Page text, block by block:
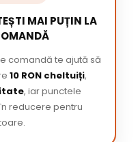
MAI PUȚIN LA
comandă te ajută să
10 RON cheltuiți,
, iar punctele
reducere pentru